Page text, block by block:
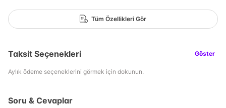
Tüm Özellikleri Gör
Taksit Seçenekleri Göster
Aylık ödeme seçeneklerini görmek için dokunun.
Soru & Cevaplar